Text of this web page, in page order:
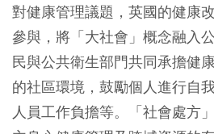
對健康管理議題，英國的健康
參與，將「大社會」概念融入
民與公共衛生部門共同承擔健
的社區環境，鼓勵個人進行自
人員工作負擔等。「社會處方